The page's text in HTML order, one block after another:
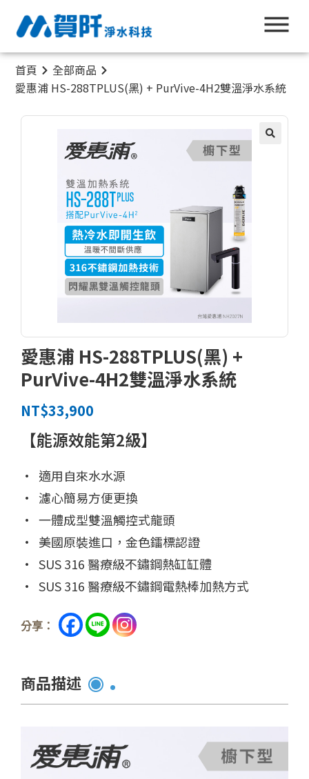
首頁
全部商品
愛惠浦 HS-288TPLUS(黑) + PurVive-4H2雙溫淨水系統
愛惠浦 HS-288TPLUS(黑) +
PurVive-4H2雙溫淨水系統
NT$33,900
【能源效能第2級】
• 適用自來水水源
• 濾心簡易方便更換
• 一體成型雙溫觸控式龍頭
• 美國原裝進口，金色鐳標認證
• SUS 316 醫療級不鏽鋼熱缸缸體
• SUS 316 醫療級不鏽鋼電熱棒加熱方式
分享：
商品描述